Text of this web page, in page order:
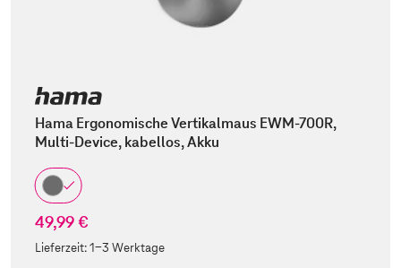
Hama Ergonomische Vertikalmaus EWM-700R,
Multi-Device, kabellos, Akku
49,99 €
Lieferzeit:1-3 Werktage